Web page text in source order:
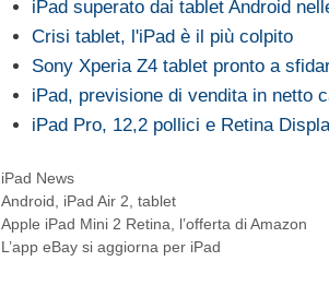
iPad superato dai tablet Android
Crisi tablet, l'iPad è il più colpito
Sony Xperia Z4 tablet pronto a
iPad, previsione di vendita in netto
iPad Pro, 12,2 pollici e Retina
Categorie
iPad News
Tag
Android, iPad Air 2,tablet
Apple iPad Mini 2 Retina, l’offerta di Amazon
L’app eBay si aggiorna per iPad